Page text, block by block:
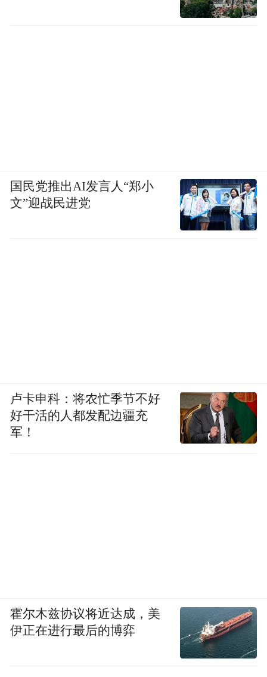
国民党推出AI发言人“郑小
文”迎战民进党
卢卡申科：将农忙季节不好
好干活的人都发配边疆充
军！
霍尔木兹协议将近达成，美
伊正在进行最后的博弈